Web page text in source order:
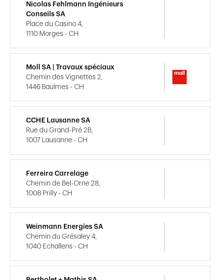
Nicolas Fehlmann Ingénieurs
Conseils SA
Place du Casino 4,
1110 Morges - CH
Moll SA | Travaux spéciaux
Chemin des Vignettes 2,
1446 Baulmes - CH
CCHE Lausanne SA
Rue du Grand-Pré 2B,
1007 Lausanne - CH
Ferreira Carrelage
Chemin de Bel-Orne 28,
1008 Prilly - CH
Weinmann Energies SA
Chemin du Grésaley 4,
1040 Echallens - CH